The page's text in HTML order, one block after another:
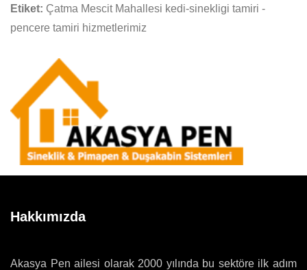
Etiket: Çatma Mescit Mahallesi kedi-sinekligi tamiri -
pencere tamiri hizmetlerimiz
Hakkımızda
Akasya Pen ailesi olarak 2000 yılında bu sektöre ilk adım